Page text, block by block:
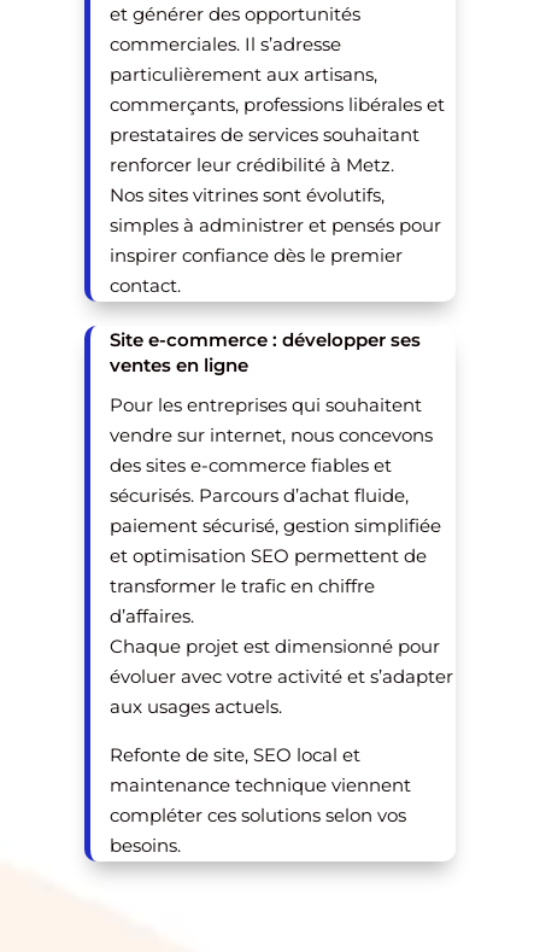
et générer des opportunités
commerciales. Il s’adresse
particulièrement aux artisans,
commerçants, professions libérales et
prestataires de services souhaitant
renforcer leur crédibilité à Metz.
Nos sites vitrines sont évolutifs,
simples à administrer et pensés pour
inspirer confiance dès le premier
contact.
Site e-commerce : développer ses
ventes en ligne
Pour les entreprises qui souhaitent
vendre sur internet, nous concevons
des sites e-commerce fiables et
sécurisés. Parcours d’achat fluide,
paiement sécurisé, gestion simplifiée
et optimisation SEO permettent de
transformer le trafic en chiffre
d’affaires.
Chaque projet est dimensionné pour
évoluer avec votre activité et s’adapter
aux usages actuels.
Refonte de site, SEO local et
maintenance technique viennent
compléter ces solutions selon vos
besoins.